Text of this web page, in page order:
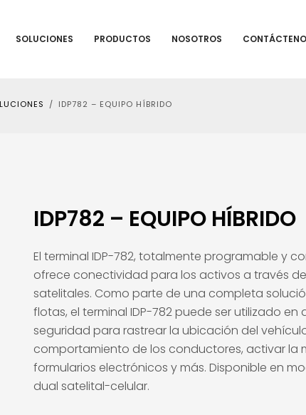
SOLUCIONES PRODUCTOS NOSOTROS
IDP782 – EQUIPO HÍBRIDO
IDP782 – EQUIPO HÍBRIDO
El terminal IDP-782, totalmente programable y
ofrece conectividad para los activos a través
satelitales. Como parte de una completa
flotas, el terminal IDP-782 puede ser utilizado en
seguridad para rastrear la ubicación del
comportamiento de los conductores, activar la
formularios electrónicos y más. Disponible en
dual satelital-celular.